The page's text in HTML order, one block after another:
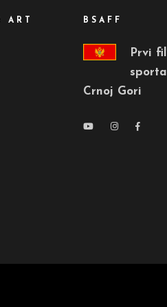
ART
BSAFF
Prvi
Crnoj Gori